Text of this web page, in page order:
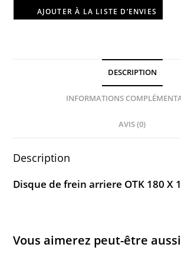
AJOUTER À LA LISTE D’ENVIES
DESCRIPTION
INFORMATIONS
AVIS (0)
Description
Disque de frein arriere OTK 180 X
Vous aimerez peut-être